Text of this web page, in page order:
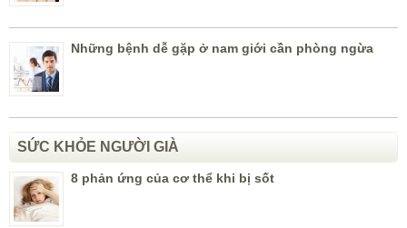
Những bệnh dễ gặp ở nam giới cần phòng ngừa
SỨC KHỎE NGƯỜI GIÀ
8 phản ứng của cơ thể khi bị sốt